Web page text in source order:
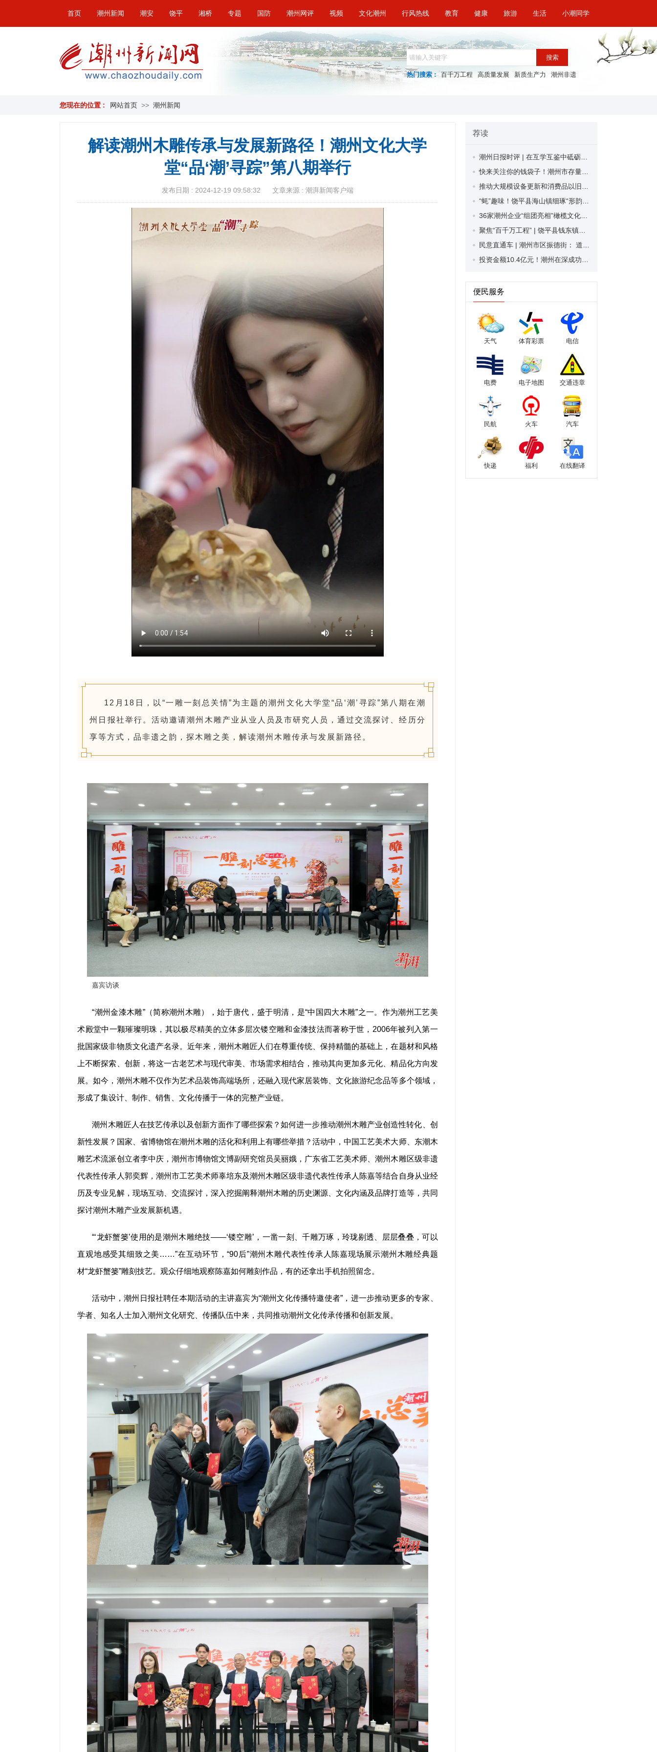
首页 潮州新闻 潮安 饶平 湘桥 专题 国防 潮州网评 视频 文化潮州 行风热线 教育 健康 旅游 生活 小潮同学
搜索
热门搜索 : 百千万工程 高质量发展 新质生产力 潮州非遗
您现在的位置 : 网站首页 >> 潮州新闻
解读潮州木雕传承与发展新路径！潮州文化大学
堂“品‘潮’寻踪”第八期举行
发布日期 : 2024-12-19 09:58:32 文章来源 : 潮湃新闻客户端
12月18日，以“一雕一刻总关情”为主题的潮州文化大学堂“品‘潮’寻踪”第八期在潮
州日报社举行。活动邀请潮州木雕产业从业人员及市研究人员，通过交流探讨、经历分
享等方式，品非遗之韵，探木雕之美，解读潮州木雕传承与发展新路径。
嘉宾访谈
“潮州金漆木雕”（简称潮州木雕），始于唐代，盛于明清，是“中国四大木雕”之一。作为潮州工艺美
术殿堂中一颗璀璨明珠，其以极尽精美的立体多层次镂空雕和金漆技法而著称于世，2006年被列入第一
批国家级非物质文化遗产名录。近年来，潮州木雕匠人们在尊重传统、保持精髓的基础上，在题材和风格
上不断探索、创新，将这一古老艺术与现代审美、市场需求相结合，推动其向更加多元化、精品化方向发
展。如今，潮州木雕不仅作为艺术品装饰高端场所，还融入现代家居装饰、文化旅游纪念品等多个领域，
形成了集设计、制作、销售、文化传播于一体的完整产业链。
潮州木雕匠人在技艺传承以及创新方面作了哪些探索？如何进一步推动潮州木雕产业创造性转化、创
新性发展？国家、省博物馆在潮州木雕的活化和利用上有哪些举措？活动中，中国工艺美术大师、东潮木
雕艺术流派创立者李中庆，潮州市博物馆文博副研究馆员吴丽娥，广东省工艺美术师、潮州木雕区级非遗
代表性传承人郭奕辉，潮州市工艺美术师辜培东及潮州木雕区级非遗代表性传承人陈嘉等结合自身从业经
历及专业见解，现场互动、交流探讨，深入挖掘阐释潮州木雕的历史渊源、文化内涵及品牌打造等，共同
探讨潮州木雕产业发展新机遇。
“‘龙虾蟹篓’使用的是潮州木雕绝技——‘镂空雕’，一凿一刻、千雕万琢，玲珑剔透、层层叠叠，可以
直观地感受其细致之美……”在互动环节，“90后”潮州木雕代表性传承人陈嘉现场展示潮州木雕经典题
材“龙虾蟹篓”雕刻技艺。观众仔细地观察陈嘉如何雕刻作品，有的还拿出手机拍照留念。
活动中，潮州日报社聘任本期活动的主讲嘉宾为“潮州文化传播特邀使者”，进一步推动更多的专家、
学者、知名人士加入潮州文化研究、传播队伍中来，共同推动潮州文化传承传播和创新发展。
荐读
便民服务
天气 体育彩票 电信
电费 电子地图 交通违章
民航 火车 汽车
快递 福利 在线翻译